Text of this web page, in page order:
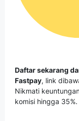
Daftar sekarang
Fastpay, link
Nikmati
komisi hingga 35%.